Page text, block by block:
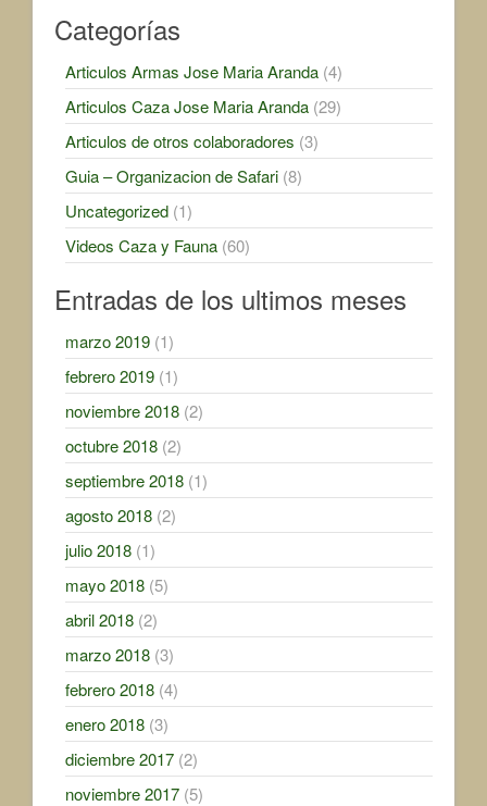
Categorías
Articulos Armas Jose Maria Aranda (4)
Articulos Caza Jose Maria Aranda (29)
Articulos de otros colaboradores (3)
Guia – Organizacion de Safari (8)
Uncategorized (1)
Videos Caza y Fauna (60)
Entradas de los ultimos meses
marzo 2019 (1)
febrero 2019 (1)
noviembre 2018 (2)
octubre 2018 (2)
septiembre 2018 (1)
agosto 2018 (2)
julio 2018 (1)
mayo 2018 (5)
abril 2018 (2)
marzo 2018 (3)
febrero 2018 (4)
enero 2018 (3)
diciembre 2017 (2)
noviembre 2017 (5)